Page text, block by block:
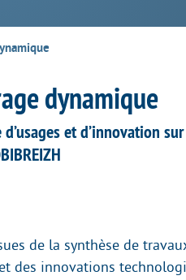
dynamique
et d’innovation
de la synthèse de
des innovations